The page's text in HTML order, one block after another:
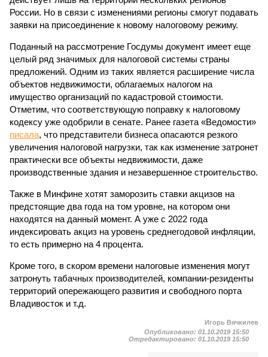
России. Но в связи с изменениями регионы смогут подавать
заявки на присоединение к новому налоговому режиму.
Поданный на рассмотрение Госдумы документ имеет еще
целый ряд значимых для налоговой системы страны
предложений. Одним из таких является расширение числа
объектов недвижимости, облагаемых налогом на
имущество организаций по кадастровой стоимости.
Отметим, что соответствующую поправку к налоговому
кодексу уже одобрили в сенате. Ранее газета «Ведомости»
писала, что представители бизнеса опасаются резкого
увеличения налоговой нагрузки, так как изменение затронет
практически все объекты недвижимости, даже
производственные здания и незавершенное строительство.
Также в Минфине хотят заморозить ставки акцизов на
предстоящие два года на том уровне, на котором они
находятся на данный момент. А уже с 2022 года
индексировать акциз на уровень среднегодовой инфляции,
то есть примерно на 4 процента.
Кроме того, в скором времени налоговые изменения могут
затронуть табачных производителей, компании-резиденты
территорий опережающего развития и свободного порта
Владивосток и т.д.
Игорь Вячкилев
Опубликовано: 01.10.2019 15:50
Отредактировано: 01.10.2019 15:50